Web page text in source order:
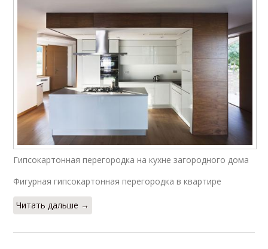
Гипсокартонная перегородка на кухне загородного дома
Фигурная гипсокартонная перегородка в квартире
Читать дальше →